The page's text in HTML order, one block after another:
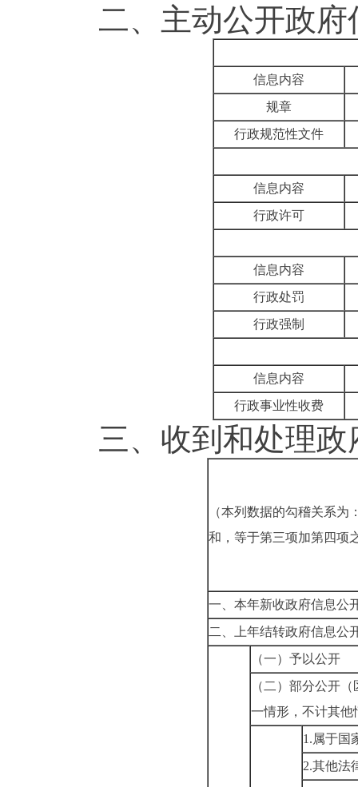
二、 主动公开政府
信息内容
规章
行政规范性文件
信息内容
行政许可
信息内容
行政处罚
行政强制
信息内容
行政事业性收费
三、 收到和处理
（本列数据的勾稽关系为
和，等于第三项加第四项
一、本年新收政府信息公
二、上年结转政府信息公
（一）予以公开
（二）部分公开
一情形，不计其他
1.属于国
2.其他法